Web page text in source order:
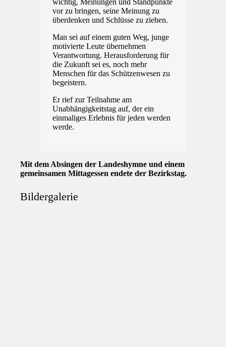
wichtig, Meinungen und Standpunkte
vor zu bringen, seine Meinung zu
überdenken und Schlüsse zu ziehen.
Man sei auf einem guten Weg, junge
motivierte Leute übernehmen
Verantwortung. Herausforderung für
die Zukunft sei es, noch mehr
Menschen für das Schützenwesen zu
begeistern.
Er rief zur Teilnahme am
Unabhängigkeitstag auf, der ein
einmaliges Erlebnis für jeden werden
werde.
Mit dem Absingen der Landeshymne und einem
gemeinsamen Mittagessen endete der Bezirkstag.
Bildergalerie